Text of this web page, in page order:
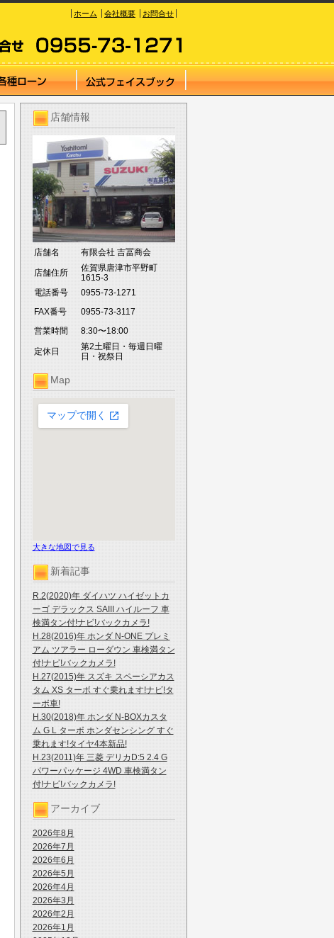
ホーム 会社概要 お問合せ
店舗情報
店舗名 有限会社 吉冨商会
店舗住所
佐賀県唐津市平野町
1615-3
電話番号
0955-73-1271
FAX番号
0955-73-3117
営業時間
8:30〜18:00
定休日
第2土曜日・毎週日曜
日・祝祭日
Map
大きな地図で見る
新着記事
R.2(2020)年 ダイハツ ハイゼットカ
ーゴ デラックス SAIII ハイルーフ 車
検満タン付!ナビ!バックカメラ!
H.28(2016)年 ホンダ N-ONE プレミ
アム ツアラー ローダウン 車検満タン
付!ナビ!バックカメラ!
H.27(2015)年 スズキ スペーシアカス
タム XS ターボ すぐ乗れます!ナビ!タ
ーボ車!
H.30(2018)年 ホンダ N-BOXカスタ
ム G L ターボ ホンダセンシング すぐ
乗れます!タイヤ4本新品!
H.23(2011)年 三菱 デリカD:5 2.4 G
パワーパッケージ 4WD 車検満タン
付!ナビ!バックカメラ!
アーカイブ
2026年8月
2026年7月
2026年6月
2026年5月
2026年4月
2026年3月
2026年2月
2026年1月